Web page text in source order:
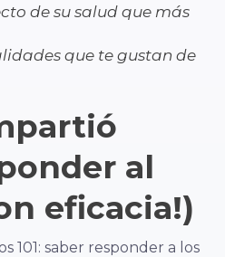
de su salud que más
que te gustan de
al
eficacia!)
101: saber responder a los